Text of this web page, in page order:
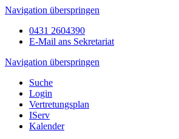
Navigation überspringen
0431 2604390
E-Mail ans Sekretariat
Navigation überspringen
Suche
Login
Vertretungsplan
IServ
Kalender